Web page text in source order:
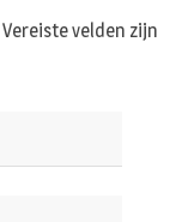
Vereiste velden zijn